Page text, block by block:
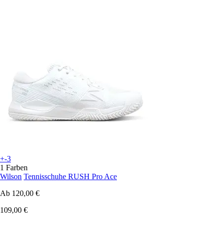
+-3
1 Farben
Wilson Tennisschuhe RUSH Pro Ace
Ab 120,00 €
109,00 €